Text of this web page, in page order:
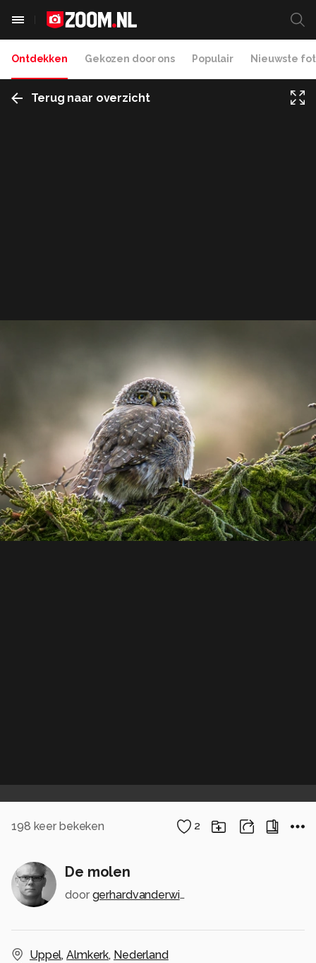
Ontdekken Gekozen door ons Populair Nieuwste
Terug naar overzicht
198 keer bekeken 2
De molen
door gerhardvanderwiel
Uppel,Almkerk, Nederland